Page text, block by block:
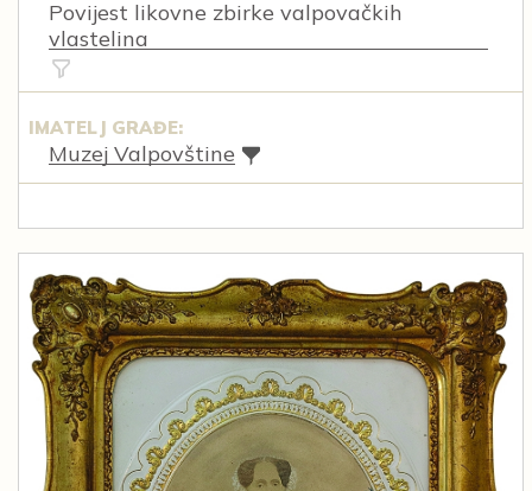
Povijest likovne zbirke valpovačkih
vlastelina
IMATELJ GRAĐE:
Muzej Valpovštine